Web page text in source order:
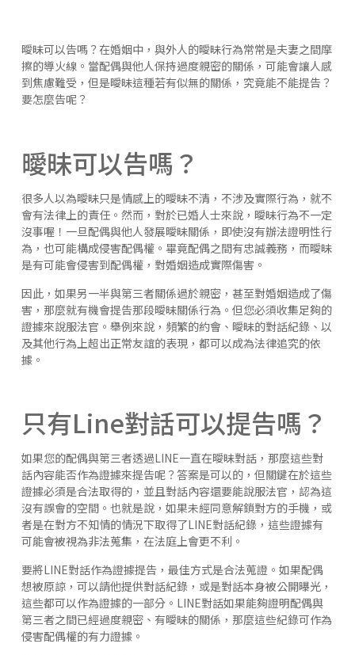
曖昧可以告嗎？在婚姻中，與外人的曖昧行為常常是夫妻之間摩
擦的導火線。當配偶與他人保持過度親密的關係，可能會讓人感
到焦慮難受，但是曖昧這種若有似無的關係，究竟能不能提告？
要怎麼告呢？
曖昧可以告嗎？
很多人以為曖昧只是情感上的曖昧不清，不涉及實際行為，就不
會有法律上的責任。然而，對於已婚人士來說，曖昧行為不一定
沒事喔！一旦配偶與他人發展曖昧關係，即使沒有辦法證明性行
為，也可能構成侵害配偶權。畢竟配偶之間有忠誠義務，而曖昧
是有可能會侵害到配偶權，對婚姻造成實際傷害。
因此，如果另一半與第三者關係過於親密，甚至對婚姻造成了傷
害，那麼就有機會提告那段曖昧關係行為。但您必須收集足夠的
證據來說服法官。舉例來說，頻繁的約會、曖昧的對話紀錄、以
及其他行為上超出正常友誼的表現，都可以成為法律追究的依
據。
只有Line對話可以提告嗎？
如果您的配偶與第三者透過LINE一直在曖昧對話，那麼這些對
話內容能否作為證據來提告呢？答案是可以的，但關鍵在於這些
證據必須是合法取得的，並且對話內容還要能說服法官，認為這
沒有誤會的空間。也就是說，如果未經同意解鎖對方的手機，或
者是在對方不知情的情況下取得了LINE對話紀錄，這些證據有
可能會被視為非法蒐集，在法庭上會更不利。
要將LINE對話作為證據提告，最佳方式是合法蒐證。如果配偶
想被原諒，可以請他提供對話紀錄，或是對話本身被公開曝光，
這些都可以作為證據的一部分。LINE對話如果能夠證明配偶與
第三者之間已經過度親密、有曖昧的關係，那麼這些紀錄可作為
侵害配偶權的有力證據。